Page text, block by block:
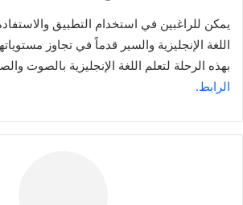
يمكن للراغبين في استخدام التطبيق
اللغة الإنجليزية والسير قدماً في تجاوز
بهذه الرحلة لتعلم اللغة الإنجليزية بالصوت
الرابط.